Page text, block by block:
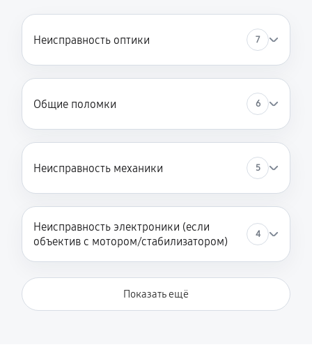
Неисправность оптики 7
Общие поломки 6
Неисправность механики 5
Неисправность электроники (если
объектив с мотором/стабилизатором)
4
Показать ещё